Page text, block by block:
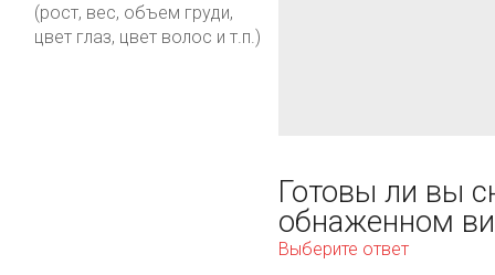
(рост, вес, объем груди,
цвет глаз, цвет волос и т.п.)
Готовы ли вы
обнаженном
Выберите ответ